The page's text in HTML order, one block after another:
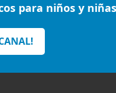
para niños y